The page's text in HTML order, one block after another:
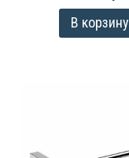
В корзину